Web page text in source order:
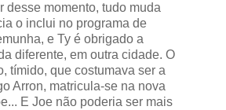
desse momento, tudo muda
o inclui no programa de
e Ty é obrigado a
diferente, em outra cidade. O
tímido, que costumava ser a
Arron, matricula-se na nova
E Joe não poderia ser mais